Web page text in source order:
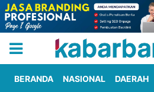
BERANDA NASIONAL DAERAH